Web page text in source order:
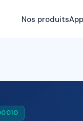
Nos produits